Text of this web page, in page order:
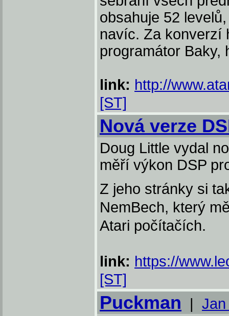
obsahuje 52
navíc. Za konverzí
programátor Baky,
link: http://
[ST]
Nová verze
Doug Little vydal
měří výkon DSP
Z jeho stránky si
NemBech, který
Atari počítačích.
link: https://
[ST]
Puckman |